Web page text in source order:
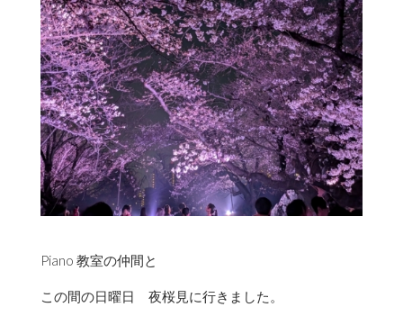
Piano 教室の仲間と
この間の日曜日 夜桜見に行きました。